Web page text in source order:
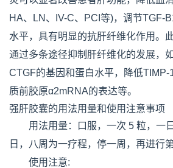
HA、LN、IV-C、PCI等)，调节TGF-
水平，具有明显的抗肝纤维化作用。
通过多条途径抑制肝纤维化的发展，
CTGF的基因和蛋白水平，降低
质前胶原α2mRNA的表达等。
强肝胶囊的用法用量和使用注意事项
用法用量：口服，一次 5 粒，一
日，八周为一疗程，停一周，再进行
使用注意: